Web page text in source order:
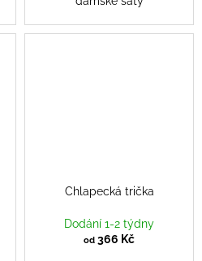
Chlapecká trička
Dodání 1-2 týdny
od 366 Kč